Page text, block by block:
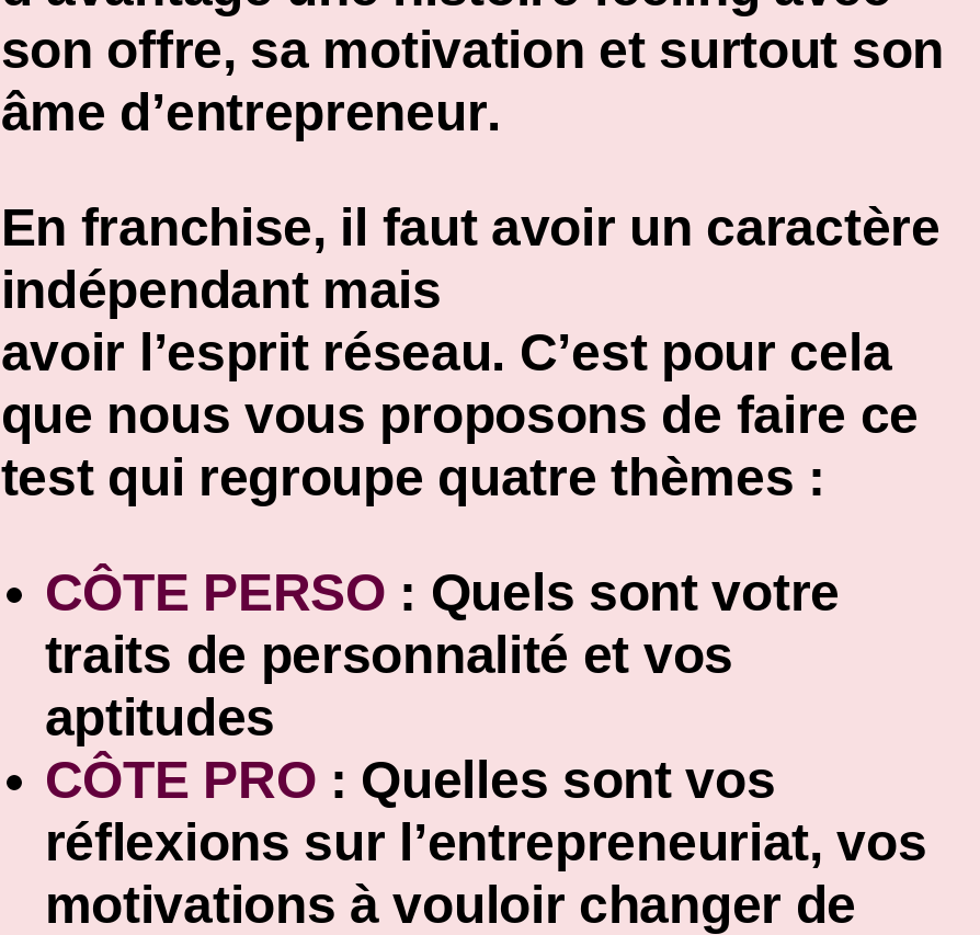
son offre, sa motivation et surtout son
âme d’entrepreneur.
En franchise, il faut avoir un caractère
indépendant mais
avoir l’esprit réseau. C’est pour cela
que nous vous proposons de faire ce
test qui regroupe quatre thèmes :
CÔTE PERSO : Quels sont votre
traits de personnalité et vos
aptitudes
CÔTE PRO : Quelles sont vos
réflexions sur l’entrepreneuriat, vos
motivations à vouloir changer de